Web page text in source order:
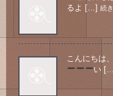
るよ […] 続
こんにちは
い